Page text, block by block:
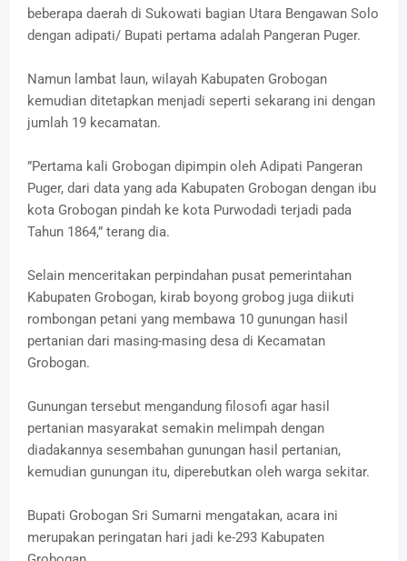
beberapa daerah di Sukowati bagian Utara Bengawan Solo
dengan adipati/ Bupati pertama adalah Pangeran Puger.
Namun lambat laun, wilayah Kabupaten Grobogan
kemudian ditetapkan menjadi seperti sekarang ini dengan
jumlah 19 kecamatan.
”Pertama kali Grobogan dipimpin oleh Adipati Pangeran
Puger, dari data yang ada Kabupaten Grobogan dengan ibu
kota Grobogan pindah ke kota Purwodadi terjadi pada
Tahun 1864,” terang dia.
Selain menceritakan perpindahan pusat pemerintahan
Kabupaten Grobogan, kirab boyong grobog juga diikuti
rombongan petani yang membawa 10 gunungan hasil
pertanian dari masing-masing desa di Kecamatan
Grobogan.
Gunungan tersebut mengandung filosofi agar hasil
pertanian masyarakat semakin melimpah dengan
diadakannya sesembahan gunungan hasil pertanian,
kemudian gunungan itu, diperebutkan oleh warga sekitar.
Bupati Grobogan Sri Sumarni mengatakan, acara ini
merupakan peringatan hari jadi ke-293 Kabupaten